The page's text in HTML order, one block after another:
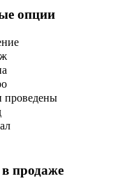
опции
продаже